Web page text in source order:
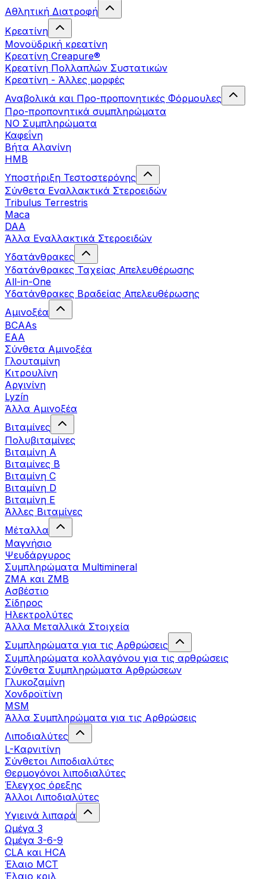
Αθλητική Διατροφή
Κρεατίνη
Μονοϋδρική κρεατίνη
Κρεατίνη Creapure®
Κρεατίνη Πολλαπλών Συστατικών
Κρεατίνη - Άλλες μορφές
Αναβολικά και Προ-προπονητικές Φόρμουλες
Προ-προπονητικά συμπληρώματα
ΝΟ Συμπληρώματα
Καφεΐνη
Βήτα Αλανίνη
HMB
Υποστήριξη Τεστοστερόνης
Σύνθετα Εναλλακτικά Στεροειδών
Tribulus Terrestris
Maca
DAA
Άλλα Εναλλακτικά Στεροειδών
Υδατάνθρακες
Υδατάνθρακες Ταχείας Απελευθέρωσης
All-in-One
Υδατάνθρακες Βραδείας Απελευθέρωσης
Αμινοξέα
BCAAs
EAA
Σύνθετα Αμινοξέα
Γλουταμίνη
Κιτρουλίνη
Αργινίνη
Lyzín
Άλλα Αμινοξέα
Βιταμίνες
Πολυβιταμίνες
Βιταμίνη Α
Βιταμίνες Β
Βιταμίνη C
Βιταμίνη D
Βιταμίνη Ε
Άλλες Βιταμίνες
Μέταλλα
Μαγνήσιο
Ψευδάργυρος
Συμπληρώματα Multimineral
ZMA και ZMB
Ασβέστιο
Σίδηρος
Ηλεκτρολύτες
Άλλα Mεταλλικά Στοιχεία
Συμπληρώματα για τις Αρθρώσεις
Συμπληρώματα κολλαγόνου για τις αρθρώσεις
Σύνθετα Συμπληρώματα Αρθρώσεων
Γλυκοζαμίνη
Χονδροϊτίνη
MSM
Άλλα Συμπληρώματα για τις Αρθρώσεις
Λιποδιαλύτες
L-Kαρνιτίνη
Σύνθετοι Λιποδιαλύτες
Θερμογόνοι λιποδιαλύτες
Έλεγχος όρεξης
Άλλοι Λιποδιαλύτες
Υγιεινά λιπαρά
Ωμέγα 3
Ωμέγα 3-6-9
CLA και HCA
Έλαιο MCT
Έλαιο κριλ